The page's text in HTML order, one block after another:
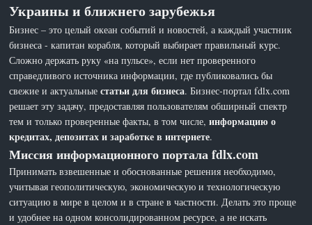
Украины и ближнего зарубежья
Бизнес – это целый океан событий и новостей, а каждый участник
бизнеса - капитан корабля, который выбирает правильный курс.
Сложно держать руку «на пульсе», если нет проверенного
справедливого источника информации, где публиковались бы
свежие и актуальныестатьи для бизнеса. Бизнес-портал fdlx.com
решает эту задачу, предоставляя пользователям обширный спектр
тем и только проверенные факты, в том числе,информацию о
кредитах, депозитах и заработке в интернете.
Миссия информационного портала fdlx.com
Принимать взвешенные и обоснованные решения необходимо,
учитывая геополитическую, экономическую и технологическую
ситуацию в мире в целом и в стране в частности. Делать это проще
и удобнее на одном консолидированном ресурсе, а не искать